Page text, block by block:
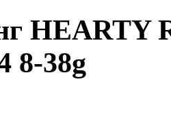
HEARTY
8-38g